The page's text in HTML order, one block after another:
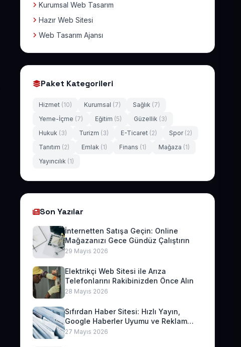
Kurumsal Web Tasarım
Hazır Web Sitesi
Web Tasarım Ajansı
Paket Kategorileri
Hizmet (10) Kurumsal (7) Sağlık (7)
Yeme-İçme (7) Eğitim (5) Güzellik (3)
Hukuk (3) Turizm (3) E-Ticaret (2) Spor (2)
Tanıtım (2) Emlak (1) Finans (1) Mağaza (1)
Yayıncılık (1)
Son Yazılar
İnternetten Satışa Geçin: Online
Mağazanızı Gece Gündüz Çalıştırın
29 Mayıs 2026
Elektrikçi Web Sitesi ile Arıza
Telefonlarını Rakibinizden Önce Alın
28 Mayıs 2026
Sıfırdan Haber Sitesi: Hızlı Yayın,
Google Haberler Uyumu ve Reklam
Geliri
27 Mayıs 2026